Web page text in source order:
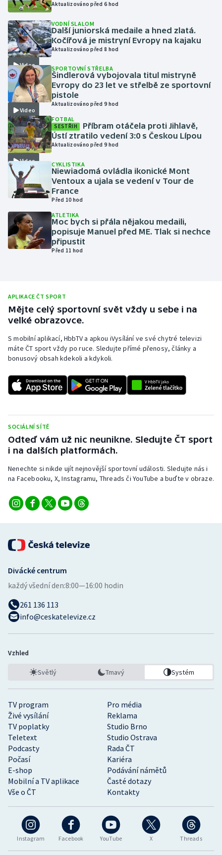
Házená
Jezdectví
Judo
Krasobruslení
Lezení
Lyže a snowboard
Moderní pětiboj
Motorsport
Olympijské hry
Parasport
Plavání
Ragby
Rychlobruslení
Rychlostní kanoistika
Sportovní střelba
Stolní tenis
Triatlon
Veslování
Volejbal
Aktualizováno před 6 hod
Video
VODNÍ SLALOM
Další juniorská medaile a hned zlatá.
Kočířová je mistryní Evropy na kajaku
Aktualizováno před 8 hod
Video
SPORTOVNÍ STŘELBA
Šindlerová vybojovala titul mistryně
Evropy do 23 let ve střelbě ze sportovní
pistole
Aktualizováno před 9 hod
Video
FOTBAL
SESTŘIH
Příbram otáčela proti Jihlavě,
Ústí ztratilo vedení 3:0 s Českou Lípou
Aktualizováno před 9 hod
CYKLISTIKA
Niewiadomá ovládla ikonické Mont
Ventoux a ujala se vedení v Tour de
France
Před 10 hod
ATLETIKA
Moc bych si přála nějakou medaili,
popisuje Manuel před ME. Tlak si nechce
připustit
Před 11 hod
APLIKACE ČT SPORT
Mějte celý sportovní svět vždy u sebe i na
velké obrazovce.
S mobilní aplikací, HbbTV a apkou iVysílání ve své chytré televizi
máte ČT sport vždy po ruce. Sledujte přímé přenosy, články a
bonusový obsah kdekoli a kdykoli.
SOCIÁLNÍ SÍTĚ
Odteď vám už nic neunikne. Sledujte ČT sport
i na dalších platformách.
Nenechte si nikde ujít nejnovější sportovní události. Sledujte nás i
na Facebooku, X, Instagramu, Threads či YouTube a buďte v obraze.
Instagram Facebook YouTube X Threads
TV program
Pro média
Živé vysílání
Reklama
TV poplatky
Studio Brno
Teletext
Studio Ostrava
Podcasty
Rada ČT
Počasí
Kariéra
E-shop
Podávání námětů
Mobilní a TV aplikace
Časté dotazy
Vše o ČT
Kontakty
Divácké centrum
každý všední den:8:00—16:00 hodin
261 136 113
info@ceskatelevize.cz
Vzhled
Světlý Tmavý Systém